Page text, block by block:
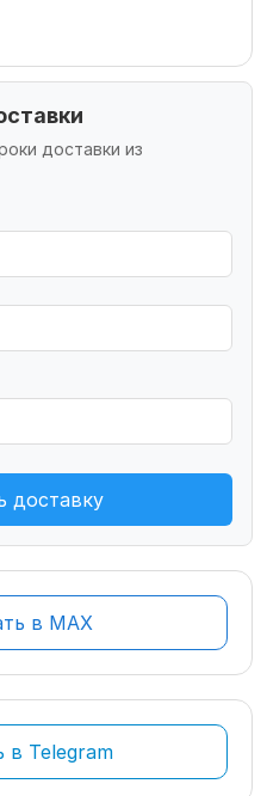
доставки из
доставку
в MAX
в Telegram